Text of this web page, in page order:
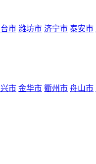
市 潍坊市 济宁市 泰安市
市 金华市 衢州市 舟山市